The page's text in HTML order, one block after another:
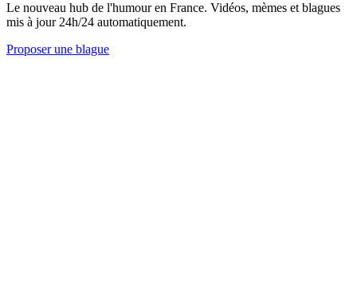
Le nouveau hub de l'humour en France. Vidéos, mèmes et blagues
mis à jour 24h/24 automatiquement.
Proposer une blague